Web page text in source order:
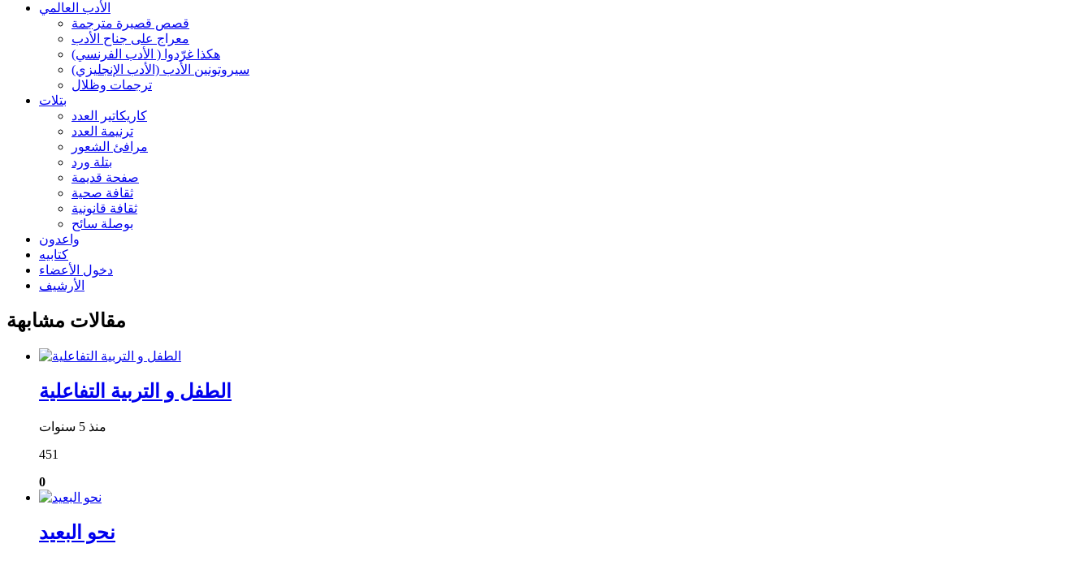
الأدب العالمي
قصص قصيرة مترجمة
معراج على جناح الأدب
هكذا غرّدوا ( الأدب الفرنسي)
سيروتونين الأدب (الأدب الإنجليزي)
ترجمات وظلال
بتلات
كاريكاتير العدد
ترنيمة العدد
مرافئ الشعور
بتلة ورد
صفحة قديمة
ثقافة صحية
ثقافة قانونية
بوصلة سائح
واعدون
كتابيه
دخول الأعضاء
الأرشيف
مقالات مشابهة
الطفل و التربية التفاعلية
منذ 5 سنوات
451
0
نحو البعيد